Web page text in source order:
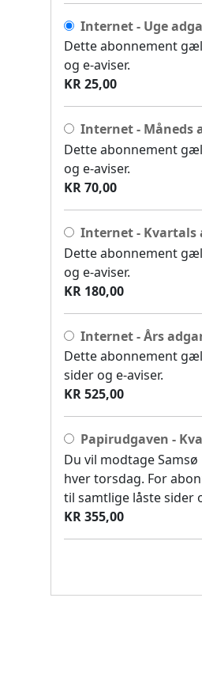
Internet - Uge
Dette abonnement
og e-aviser.
KR 25,00
Internet - Måneds
Dette abonnement
og e-aviser.
KR 70,00
Internet - Kvartals
Dette abonnement
og e-aviser.
KR 180,00
Internet - Års
Dette abonnement
sider og e-aviser.
KR 525,00
Papirudgaven -
Du vil modtage
hver torsdag. For
til samtlige låste sider
KR 355,00